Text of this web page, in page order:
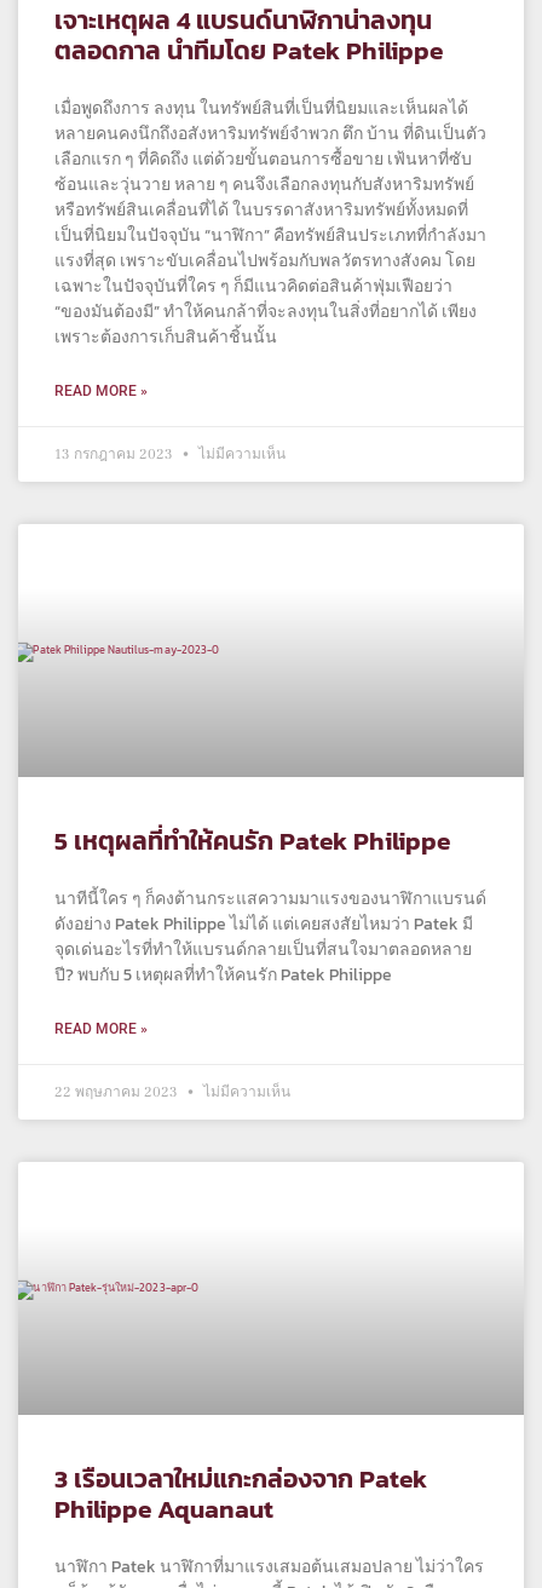
เจาะเหตุผล 4 แบรนด์นาฬิกาน่าลงทุน
ตลอดกาล นำทีมโดย Patek Philippe
เมื่อพูดถึงการ ลงทุน ในทรัพย์สินที่เป็นที่นิยมและเห็นผลได้
หลายคนคงนึกถึงอสังหาริมทรัพย์จำพวก ตึก บ้าน ที่ดินเป็นตัว
เลือกแรก ๆ ที่คิดถึง แต่ด้วยขั้นตอนการซื้อขาย เฟ้นหาที่ซับ
ซ้อนและวุ่นวาย หลาย ๆ คนจึงเลือกลงทุนกับสังหาริมทรัพย์
หรือทรัพย์สินเคลื่อนที่ได้ ในบรรดาสังหาริมทรัพย์ทั้งหมดที่
เป็นที่นิยมในปัจจุบัน “นาฬิกา” คือทรัพย์สินประเภทที่กำลังมา
แรงที่สุด เพราะขับเคลื่อนไปพร้อมกับพลวัตรทางสังคม โดย
เฉพาะในปัจจุบันที่ใคร ๆ ก็มีแนวคิดต่อสินค้าฟุ่มเฟือยว่า
“ของมันต้องมี” ทำให้คนกล้าที่จะลงทุนในสิ่งที่อยากได้ เพียง
เพราะต้องการเก็บสินค้าชิ้นนั้น
READ MORE »
13 กรกฎาคม 2023 ไม่มีความเห็น
5 เหตุผลที่ทำให้คนรัก Patek Philippe
นาทีนี้ใคร ๆ ก็คงต้านกระแสความมาแรงของนาฬิกาแบรนด์
ดังอย่าง Patek Philippe ไม่ได้ แต่เคยสงสัยไหมว่า Patek มี
จุดเด่นอะไรที่ทำให้แบรนด์กลายเป็นที่สนใจมาตลอดหลาย
ปี? พบกับ 5 เหตุผลที่ทำให้คนรัก Patek Philippe
READ MORE »
22 พฤษภาคม 2023 ไม่มีความเห็น
3 เรือนเวลาใหม่แกะกล่องจาก Patek
Philippe Aquanaut
นาฬิกา Patek นาฬิกาที่มาแรงเสมอต้นเสมอปลาย ไม่ว่าใคร